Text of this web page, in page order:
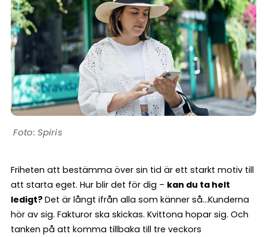
Spiris
Friheten att bestämma över sin tid är ett starkt motiv till
att starta eget. Hur blir det för dig – kan du ta helt
ledigt? Det är långt ifrån alla som känner så…Kunderna
hör av sig. Fakturor ska skickas. Kvittona hopar sig. Och
tanken på att komma tillbaka till tre veckors